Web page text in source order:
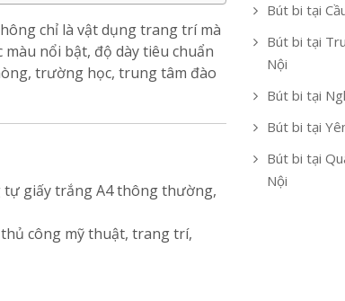
chỉ là vật dụng trang trí mà
nổi bật, độ dày tiêu chuẩn
trường học, trung tâm đào
tự giấy trắng A4 thông thường,
công mỹ thuật, trang trí,
Bút bi tại
Bút bi tại
Nội
Bút bi tại
Bút bi tại
Bút bi tại
Nội